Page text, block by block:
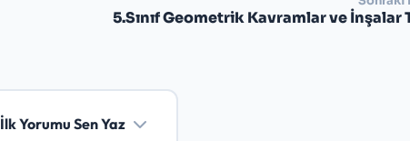
5.Sınıf Geometrik Kavramlar ve İnşalar
İlk Yorumu Sen Yaz